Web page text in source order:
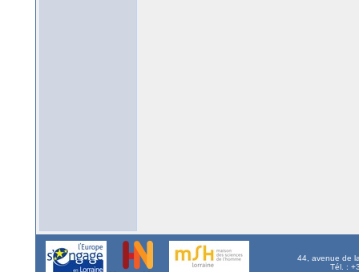
44, avenue de
Tél. :